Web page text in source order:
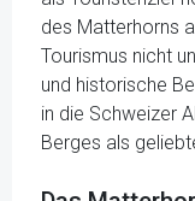
des Matterhorns
Tourismus nicht
und historische
in die Schweizer
Berges als